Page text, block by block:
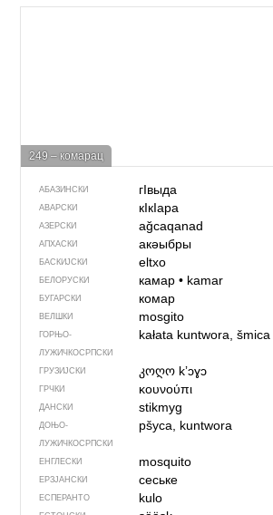
249 – комарац
АБАЗИНСКИ гIвыда
АВАРСКИ кIкIара
АЗЕРСКИ ağcaqanad
АПХАСКИ акәыбры
БАСКИЈСКИ eltxo
БЕЛОРУСКИ камар• kamar
БУГАРСКИ комар
ВЕЛШКИ mosgito
ГОРЊО­
ЛУЖИЧКОСРПСКИ
kałata kuntwora, šmica
ГРУЗИЈСКИ კოღო kʼɔɣɔ
ГРЧКИ κουνούπι
ДАНСКИ stikmyg
ДОЊО­
ЛУЖИЧКОСРПСКИ
pšyca, kuntwora
ЕНГЛЕСКИ mosquito
ЕРЗЈАНСКИ сеське
ЕСПЕРАНТО kulo